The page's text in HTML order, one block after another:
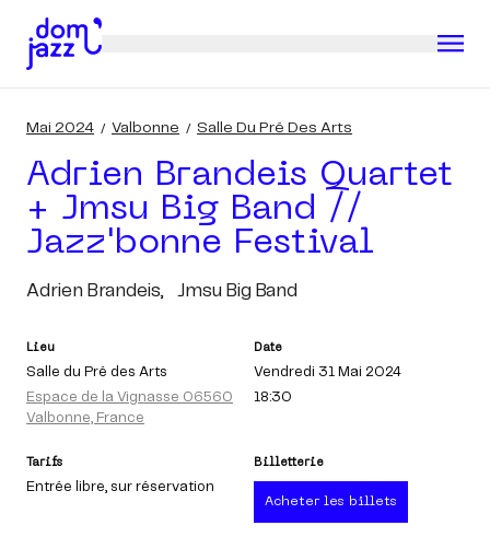
Mai 2024 Valbonne Salle Du Pré Des Arts
Adrien Brandeis Quartet
+ Jmsu Big Band //
Jazz'bonne Festival
Adrien Brandeis, Jmsu Big Band
Lieu
Salle du Pré des Arts
Espace de la Vignasse 06560
Valbonne, France
Date
Vendredi 31 Mai 2024
18:30
Tarifs
Entrée libre, sur réservation
Billetterie
Acheter les billets